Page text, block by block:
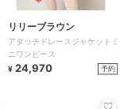
リリーブラウン
アタッチドレースジャケットミ
ニワンピース
¥ 24,970 予約